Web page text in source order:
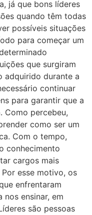
já que bons líderes
quando têm todas
possíveis situações
para começar um
que surgiram
adquirido durante a
continuar
para garantir que a
Como percebeu,
como ser um
Com o tempo,
conhecimento
cargos mais
esse motivo, os
enfrentaram
ensinar, em
são pessoas